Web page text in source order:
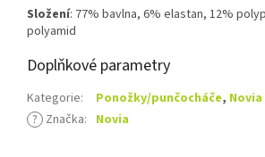
Složení: 77% bavlna, 6% elastan, 12%
polyamid
Doplňkové parametry
Kategorie: Ponožky/punčocháče, Novia
? Značka: Novia